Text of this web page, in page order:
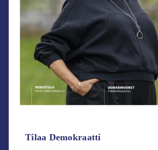
Tilaa Demokraatti